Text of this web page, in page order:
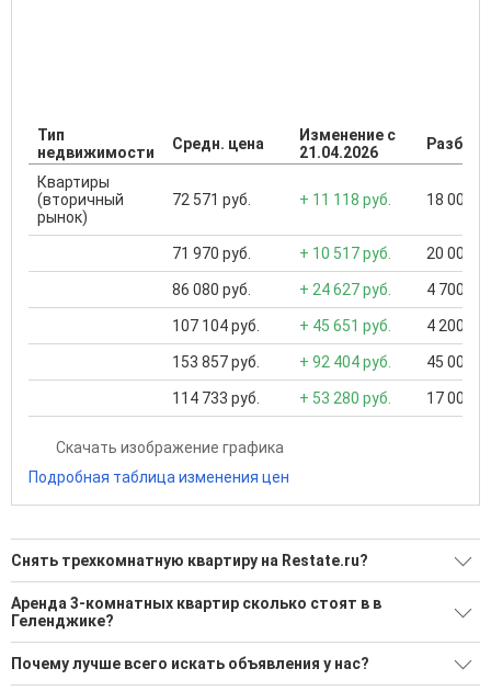
Тип
недвижимости
Средн. цена
Изменение с
21.04.2026
Квартиры
(вторичный
рынок)
72 571 руб. + 11 118 руб. 18 000
71 970 руб. + 10 517 руб. 20 000
86 080 руб. + 24 627 руб. 4 700 ...
107 104 руб. + 45 651 руб. 4 200 ...
153 857 руб. + 92 404 руб. 45 000
114 733 руб. + 53 280 руб. 17 000
Скачать изображение графика
Подробная таблица изменения цен
Снять трехкомнатную квартиру на Restate.ru?
Ищите, как Снять трехкомнатную квартиру?
5 актуальных и проверенных объявлений
Воспользуйтесь нашим поиском по новостройкам, для
подбора подходящего вам варианта
Аренда 3-комнатных квартир сколько стоят в в
Геленджике?
Минимальная цена: 80 000 Р. Максимальная цена: 570 000 Р;
Средняя: 198 000 Р
Почему лучше всего искать объявления у нас?